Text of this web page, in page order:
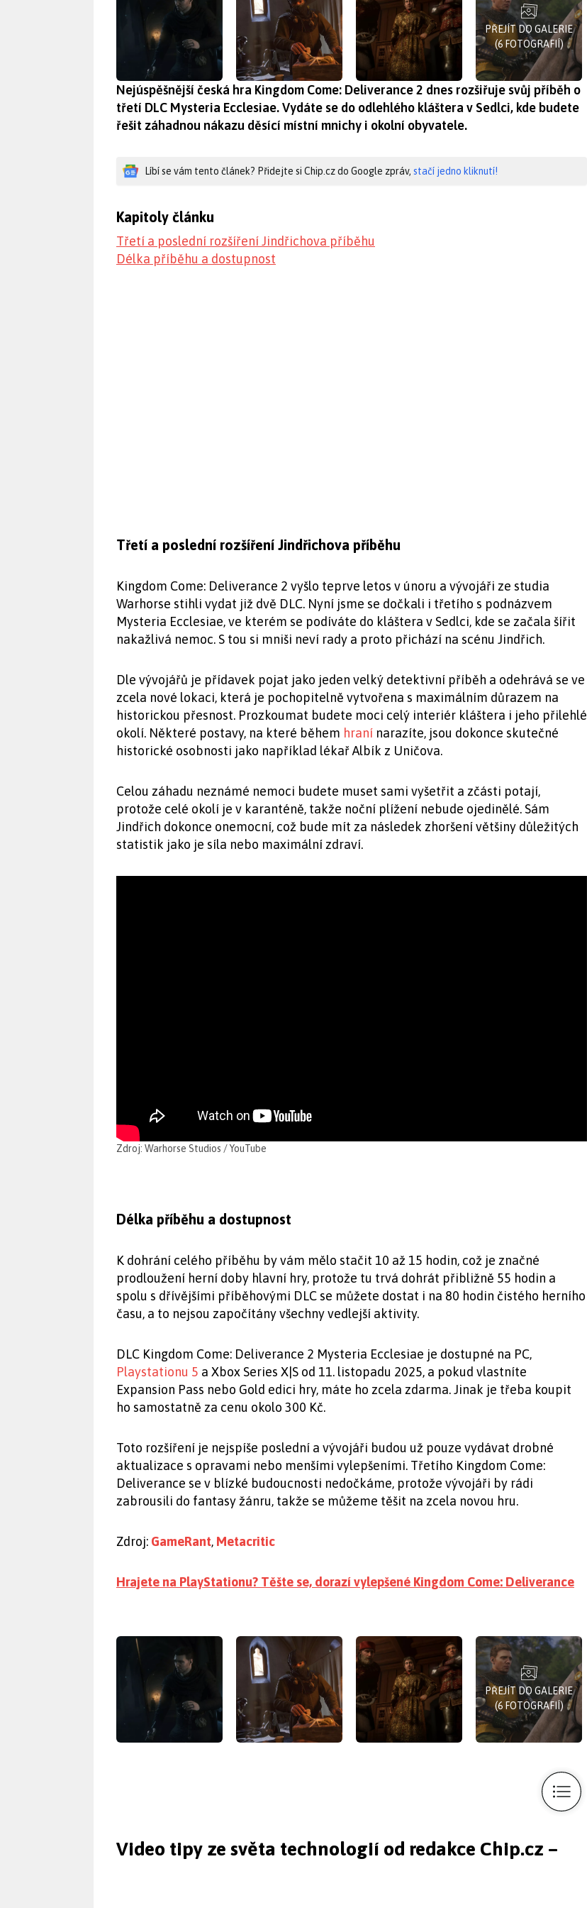
PŘEJÍT DO GALERIE
(6 FOTOGRAFIÍ)
Nejúspěšnější česká hra Kingdom Come: Deliverance 2 dnes rozšiřuje svůj příběh o
třetí DLC Mysteria Ecclesiae. Vydáte se do odlehlého kláštera v Sedlci, kde budete
řešit záhadnou nákazu děsící místní mnichy i okolní obyvatele.
Líbí se vám tento článek? Přidejte si Chip.cz do Google zpráv, stačí jedno kliknutí!
Kapitoly článku
Třetí a poslední rozšíření Jindřichova příběhu
Délka příběhu a dostupnost
Třetí a poslední rozšíření Jindřichova příběhu
Kingdom Come: Deliverance 2 vyšlo teprve letos v únoru a vývojáři ze studia
Warhorse stihli vydat již dvě DLC. Nyní jsme se dočkali i třetího s podnázvem
Mysteria Ecclesiae, ve kterém se podíváte do kláštera v Sedlci, kde se začala šířit
nakažlivá nemoc. S tou si mniši neví rady a proto přichází na scénu Jindřich.
Dle vývojářů je přídavek pojat jako jeden velký detektivní příběh a odehrává se ve
zcela nové lokaci, která je pochopitelně vytvořena s maximálním důrazem na
historickou přesnost. Prozkoumat budete moci celý interiér kláštera i jeho přilehlé
okolí. Některé postavy, na které během hraní narazíte, jsou dokonce skutečné
historické osobnosti jako například lékař Albík z Uničova.
Celou záhadu neznámé nemoci budete muset sami vyšetřit a zčásti potají,
protože celé okolí je v karanténě, takže noční plížení nebude ojedinělé. Sám
Jindřich dokonce onemocní, což bude mít za následek zhoršení většiny důležitých
statistik jako je síla nebo maximální zdraví.
Zdroj: Warhorse Studios / YouTube
Délka příběhu a dostupnost
K dohrání celého příběhu by vám mělo stačit 10 až 15 hodin, což je značné
prodloužení herní doby hlavní hry, protože tu trvá dohrát přibližně 55 hodin a
spolu s dřívějšími příběhovými DLC se můžete dostat i na 80 hodin čistého herního
času, a to nejsou započítány všechny vedlejší aktivity.
DLC Kingdom Come: Deliverance 2 Mysteria Ecclesiae je dostupné na PC,
Playstationu 5 a Xbox Series X|S od 11. listopadu 2025, a pokud vlastníte
Expansion Pass nebo Gold edici hry, máte ho zcela zdarma. Jinak je třeba koupit
ho samostatně za cenu okolo 300 Kč.
Toto rozšíření je nejspíše poslední a vývojáři budou už pouze vydávat drobné
aktualizace s opravami nebo menšími vylepšeními. Třetího Kingdom Come:
Deliverance se v blízké budoucnosti nedočkáme, protože vývojáři by rádi
zabrousili do fantasy žánru, takže se můžeme těšit na zcela novou hru.
Zdroj: GameRant, Metacritic
Hrajete na PlayStationu? Těšte se, dorazí vylepšené Kingdom Come: Deliverance
PŘEJÍT DO GALERIE
(6 FOTOGRAFIÍ)
Video tipy ze světa technologií od redakce Chip.cz –